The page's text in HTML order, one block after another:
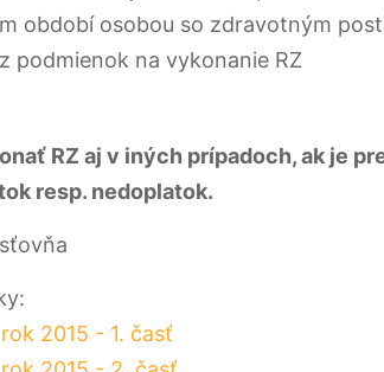
období osobou so zdravotným
podmienok na vykonanie RZ
RZ aj v iných prípadoch, ak je
resp. nedoplatok.
2015 - 1. časť